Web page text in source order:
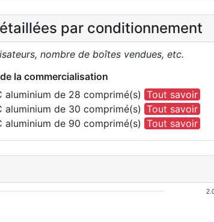
par conditionnement
nombre de boîtes vendues, etc.
la commercialisation
aluminium de 28 comprimé(s) Tout savoir
aluminium de 30 comprimé(s) Tout savoir
aluminium de 90 comprimé(s) Tout savoir